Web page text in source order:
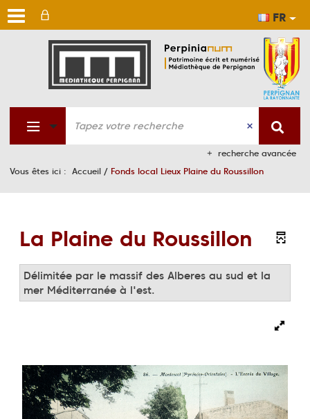
FR
Aller
au
Aller
au
Aller
à
la
recherche avancée
Vous êtes ici : Accueil / Fonds local Lieux Plaine du Roussillon
La Plaine du Roussillon
Délimitée par le massif des Alberes au sud et la
mer Méditerranée à l'est.